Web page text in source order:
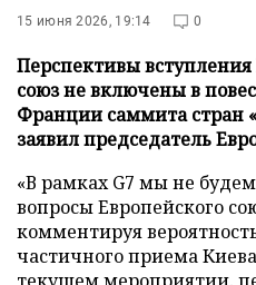
15 июня 2026, 19:14 0
Перспективы
союз не включены в
Франции саммита стран
заявил председатель
«В рамках G7 мы не
вопросы Европейского
комментируя
частичного приема